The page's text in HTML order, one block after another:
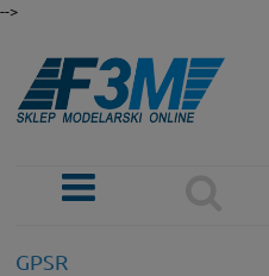
-->
GPSR